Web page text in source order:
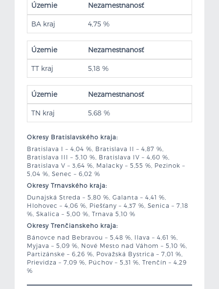
Územie Nezamestnanosť
BA kraj 4,75 %
Územie Nezamestnanosť
TT kraj 5,18 %
Územie Nezamestnanosť
TN kraj 5,68 %
Okresy Bratislavského kraja:
Bratislava I – 4,04 %, Bratislava II – 4,87 %,
Bratislava III – 5,10 %, Bratislava IV – 4,60 %,
Bratislava V – 3,64 %, Malacky – 5,55 %, Pezinok –
5,04 %, Senec – 6,02 %
Okresy Trnavského kraja:
Dunajská Streda – 5,80 %, Galanta – 4,41 %,
Hlohovec – 4,06 %, Piešťany – 4,37 %, Senica – 7,18
%, Skalica – 5,00 %, Trnava 5,10 %
Okresy Trenčianskeho kraja:
Bánovce nad Bebravou – 5,48 %, Ilava – 4,61 %,
Myjava – 5,09 %, Nové Mesto nad Váhom – 5,10 %,
Partizánske – 6,26 %, Považská Bystrica – 7,01 %,
Prievidza – 7,09 %, Púchov – 5,31 %, Trenčín – 4,29
%